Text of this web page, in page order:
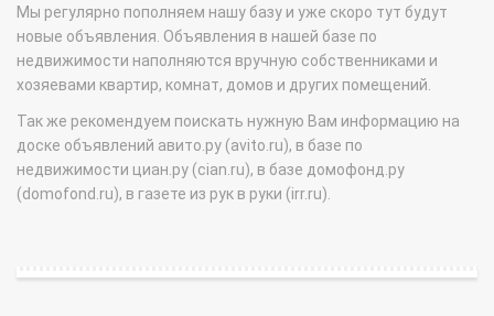
Мы регулярно пополняем нашу базу и уже скоро тут будут
новые объявления. Объявления в нашей базе по
недвижимости наполняются вручную собственниками и
хозяевами квартир, комнат, домов и других помещений.
Так же рекомендуем поискать нужную Вам информацию на
доске объявлений авито.ру (avito.ru), в базе по
недвижимости циан.ру (cian.ru), в базе домофонд.ру
(domofond.ru), в газете из рук в руки (irr.ru).